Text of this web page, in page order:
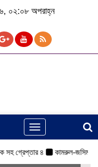
০২:০৮ অপরাহ্ন
Toggle
navigation
গ্রেপ্তার ৪ কামরুল-জসিম